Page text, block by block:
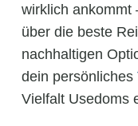
wirklich ankommt
über die beste
nachhaltigen
dein persönliches
Vielfalt Usedoms